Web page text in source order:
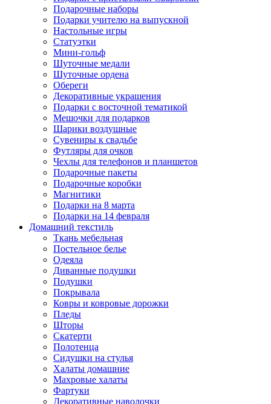
Подарочные наборы
Подарки учителю на выпускной
Настольные игры
Статуэтки
Мини-гольф
Шуточные медали
Шуточные ордена
Обереги
Декоративные украшения
Подарки с восточной тематикой
Мешочки для подарков
Шарики воздушные
Сувениры к свадьбе
Футляры для очков
Чехлы для телефонов и планшетов
Подарочные пакеты
Подарочные коробки
Магнитики
Подарки на 8 марта
Подарки на 14 февраля
Домашний текстиль
Ткань мебельная
Постельное белье
Одеяла
Диванные подушки
Подушки
Покрывала
Ковры и ковровые дорожки
Пледы
Шторы
Скатерти
Полотенца
Сидушки на стулья
Халаты домашние
Махровые халаты
Фартуки
Декоративные наволочки